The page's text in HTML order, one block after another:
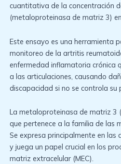
cuantitativa de la concentración
(metaloproteinasa de matriz 3)
Este ensayo es una herramienta
monitoreo de la artritis
enfermedad inflamatoria crónica
a las articulaciones, causando
discapacidad si no se controla su
La metaloproteinasa de matriz 3
que pertenece a la familia de las
Se expresa principalmente en las
y juega un papel crucial en los
matriz extracelular (MEC).